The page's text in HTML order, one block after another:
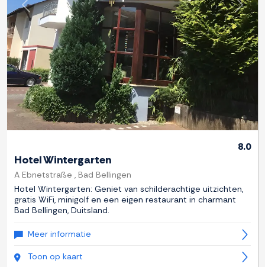
Previous Next
8.0
Hotel Wintergarten
A Ebnetstraße , Bad Bellingen
Hotel Wintergarten: Geniet van schilderachtige uitzichten,
gratis WiFi, minigolf en een eigen restaurant in charmant
Bad Bellingen, Duitsland.
Meer informatie
Toon op kaart